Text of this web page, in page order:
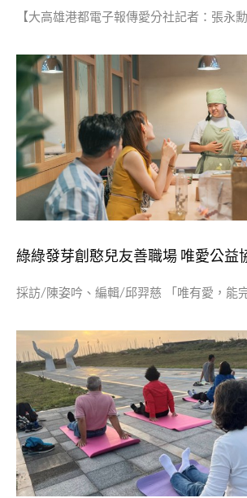
【大高雄港都電子報傳愛分社記者：張永
綠綠發芽創憨兒友善職場 唯愛公益
採訪/陳姿吟、編輯/邱羿慈 「唯有愛，能